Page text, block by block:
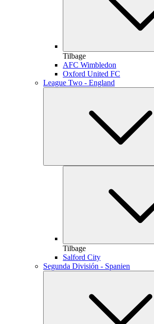
Tilbage
AFC Wimbledon
Oxford United FC
League Two - England
Tilbage
Salford City
Segunda División - Spanien